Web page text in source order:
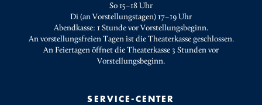
So 15–18 Uhr
Di (an Vorstellungstagen) 17–19 Uhr
Abendkasse: 1 Stunde vor Vorstellungsbeginn.
An vorstellungsfreien Tagen ist die Theaterkasse geschlossen.
An Feiertagen öffnet die Theaterkasse 3 Stunden vor
Vorstellungsbeginn.
SERVICE-CENTER